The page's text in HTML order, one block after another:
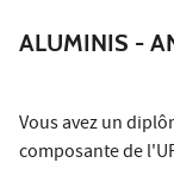
ALUMINIS -
Vous avez un
composante de